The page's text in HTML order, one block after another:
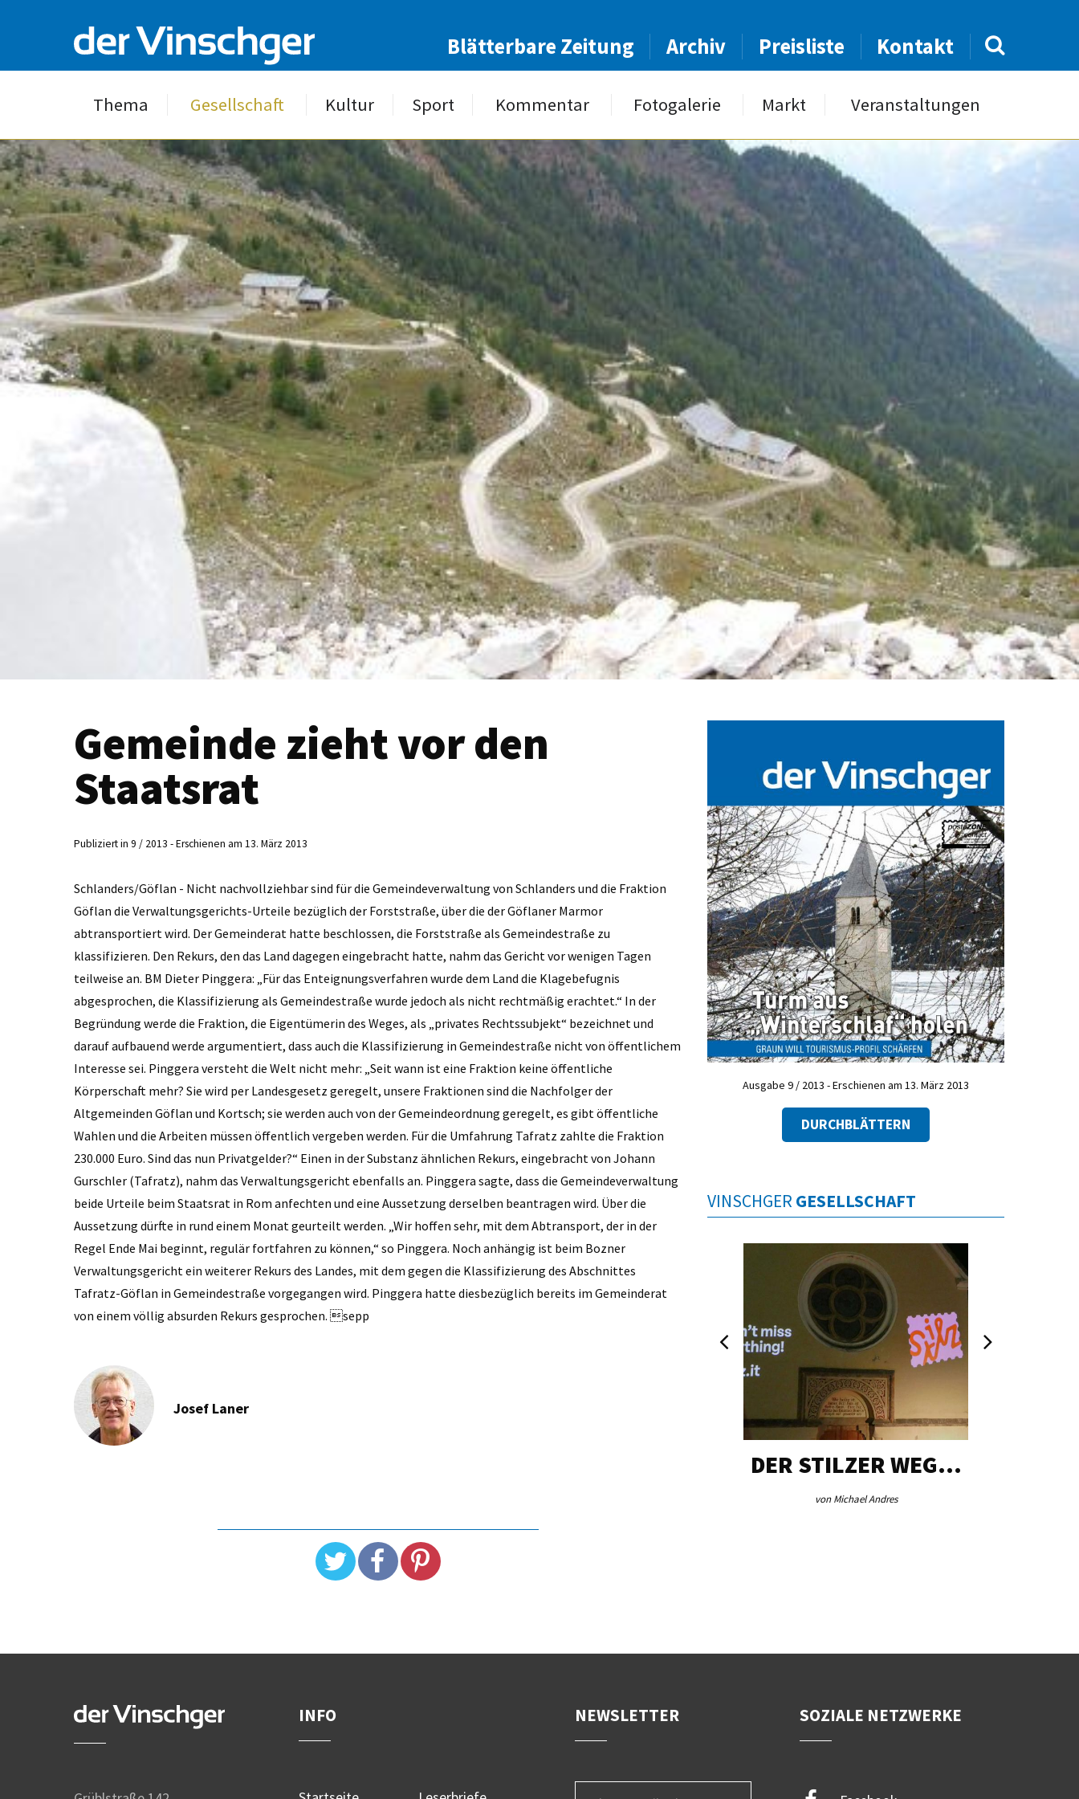
Blätterbare Zeitung Archiv Preisliste Kontakt
Thema Gesellschaft Kultur Sport Kommentar Fotogalerie Markt Veranstaltungen
Gemeinde zieht vor den
Staatsrat
Publiziert in 9 / 2013 - Erschienen am 13. März 2013
Schlanders/Göflan - Nicht nachvollziehbar sind für die Gemeindeverwaltung von Schlanders und die Fraktion
Göflan die Verwaltungsgerichts-Urteile bezüglich der Forststraße, über die der Göflaner Marmor
abtransportiert wird. Der Gemeinderat hatte beschlossen, die Forststraße als Gemeindestraße zu
klassifizieren. Den Rekurs, den das Land dagegen eingebracht hatte, nahm das Gericht vor wenigen Tagen
teilweise an. BM Dieter Pinggera: „Für das Enteignungsverfahren wurde dem Land die Klagebefugnis
abgesprochen, die Klassifizierung als Gemeindestraße wurde jedoch als nicht rechtmäßig erachtet.“ In der
Begründung werde die Fraktion, die Eigentümerin des Weges, als „privates Rechtssubjekt“ bezeichnet und
darauf aufbauend werde argumentiert, dass auch die Klassifizierung in Gemeindestraße nicht von öffentlichem
Interesse sei. Pinggera versteht die Welt nicht mehr: „Seit wann ist eine Fraktion keine öffent­liche
Körperschaft mehr? Sie wird per Landesgesetz geregelt, unsere Fraktionen sind die Nachfolger der
Altgemeinden Göflan und Kortsch; sie werden auch von der Gemeindeordnung geregelt, es gibt öffentliche
Wahlen und die Arbeiten müssen öffentlich vergeben werden. Für die Umfahrung Tafratz zahlte die Fraktion
230.000 Euro. Sind das nun Privatgelder?“ Einen in der Substanz ähnlichen Rekurs, eingebracht von Johann
Gurschler (Tafratz), nahm das Verwaltungsgericht ebenfalls an. Pinggera sagte, dass die Gemeindeverwaltung
beide Urteile beim Staatsrat in Rom anfechten und eine Aussetzung derselben beantragen wird. Über die
Aussetzung dürfte in rund einem Monat geurteilt werden. „Wir hoffen sehr, mit dem Abtransport, der in der
Regel Ende Mai beginnt, regulär fort­fahren zu können,“ so Pinggera. Noch anhängig ist beim Bozner
Verwaltungsgericht ein weiterer Rekurs des Landes, mit dem gegen die Klassifizierung des Abschnittes
Tafratz-Göflan in Gemeindestraße vorgegangen wird. Pinggera hatte diesbezüglich bereits im Gemeinderat
von einem völlig absurden Rekurs gesprochen. sepp
Josef Laner
Ausgabe 9 / 2013 - Erschienen am 13. März 2013
DURCHBLÄTTERN
VINSCHGER GESELLSCHAFT
DER STILZER WEG…
von Michael Andres
INFO NEWSLETTER SOZIALE NETZWERKE